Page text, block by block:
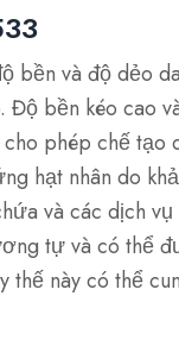
bền và độ dẻo
Độ bền kéo cao
phép chế
hạt nhân do
và các dịch
tự và có thể
này có thể